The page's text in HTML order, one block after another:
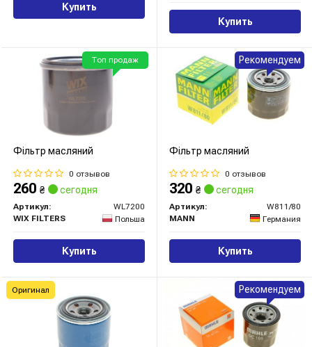
Купить
Купить
Фільтр масляний
0 отзывов
260 ₴ сегодня
Артикул:
WL7200
WIX FILTERS
Польша
Купить
Топ продаж
Фільтр масляний
0 отзывов
320 ₴ сегодня
Артикул:
W811/80
MANN
Германия
Купить
Рекомендуем
Оригинал Рекомендуем